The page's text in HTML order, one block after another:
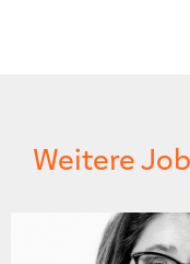
Weitere